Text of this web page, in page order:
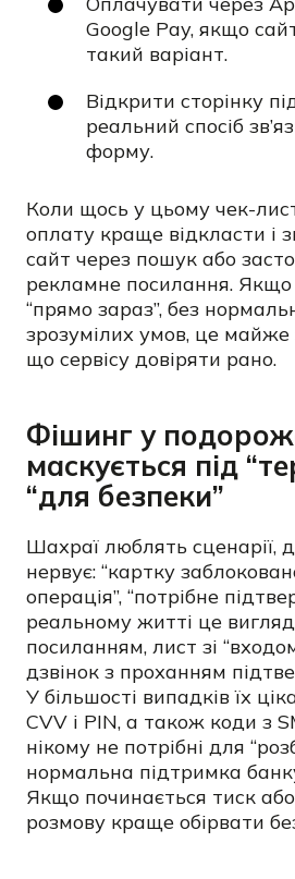
Google Pay, якщо
такий варіант.
Відкрити сторінку
реальний спосіб
форму.
Коли щось у цьому чек-
оплату краще відкласти і
сайт через пошук або
рекламне посилання.
“прямо зараз”, без
зрозумілих умов, це
що сервісу довіряти рано.
Фішинг у
маскується під
“для безпеки”
Шахраї люблять сценарії,
нервує: “картку
операція”, “потрібне
реальному житті це
посиланням, лист зі
дзвінок з проханням
У більшості випадків їх
CVV і PIN, а також коди з
нікому не потрібні для
нормальна підтримка
Якщо починається тиск
розмову краще обірвати